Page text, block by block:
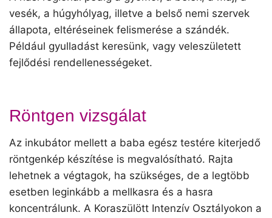
vesék, a húgyhólyag, illetve a belső nemi szervek
állapota, eltéréseinek felismerése a szándék.
Például gyulladást keresünk, vagy veleszületett
fejlődési rendellenességeket.
Röntgen vizsgálat
Az inkubátor mellett a baba egész testére kiterjedő
röntgenkép készítése is megvalósítható. Rajta
lehetnek a végtagok, ha szükséges, de a legtöbb
esetben leginkább a mellkasra és a hasra
koncentrálunk. A Koraszülött Intenzív Osztályokon a